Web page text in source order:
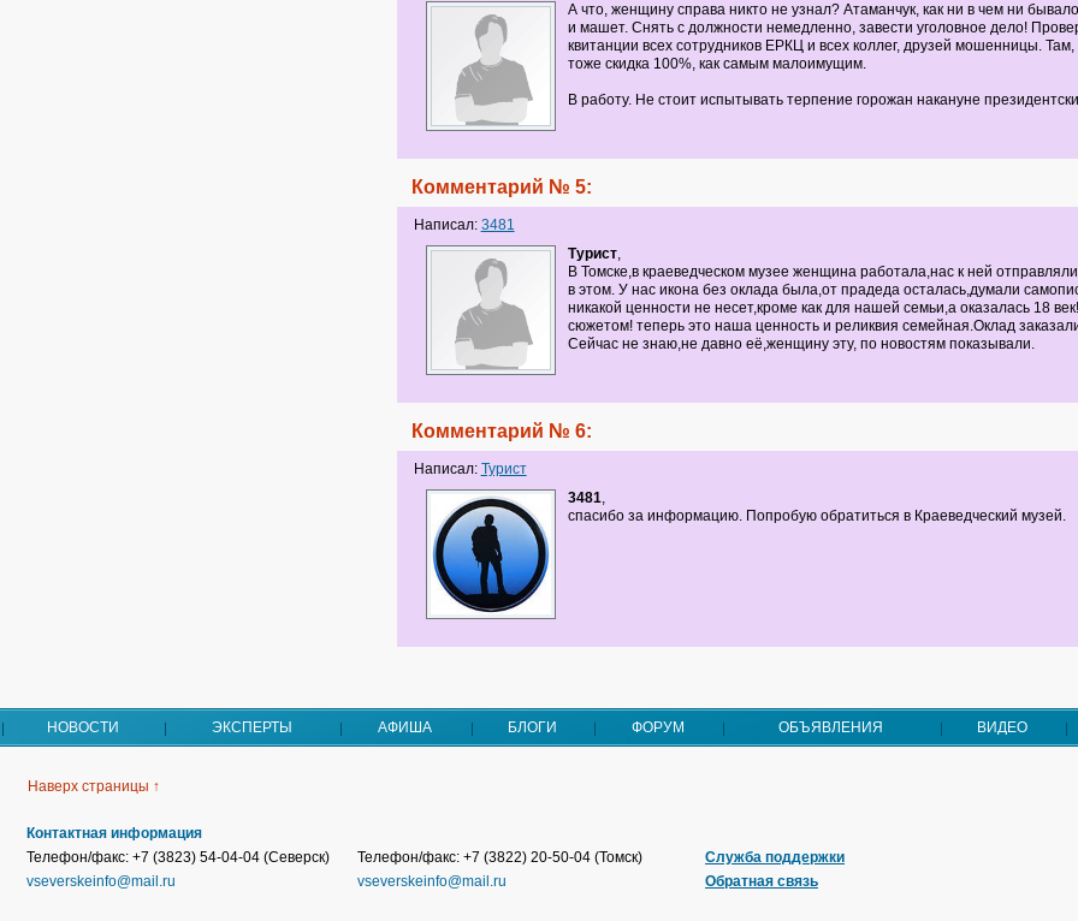
А что, женщину справа никто не узнал? Атаманчук, как ни в чем ни
и машет. Снять с должности немедленно, завести уголовное дело!
квитанции всех сотрудников ЕРКЦ и всех коллег, друзей мошенницы. Там,
тоже скидка 100%, как самым малоимущим.
В работу. Не стоит испытывать терпение горожан накануне
Комментарий № 5:
Написал: 3481
Турист,
В Томске,в краеведческом музее женщина работала,нас к ней
в этом. У нас икона без оклада была,от прадеда осталась,думали
никакой ценности не несет,кроме как для нашей семьи,а оказалась 18
сюжетом! теперь это наша ценность и реликвия семейная.Оклад
Сейчас не знаю,не давно её,женщину эту, по новостям показывали.
Комментарий № 6:
Написал: Турист
3481,
спасибо за информацию. Попробую обратиться в Краеведческий музей.
НОВОСТИ ЭКСПЕРТЫ АФИША БЛОГИ ФОРУМ ОБЪЯВЛЕНИЯ ВИДЕО
Наверх страницы ↑
Контактная информация
Телефон/факс: +7 (3823) 54-04-04 (Северск)
vseverskeinfo@mail.ru
Телефон/факс: +7 (3822) 20-50-04 (Томск)
vseverskeinfo@mail.ru
Служба поддержки
Обратная связь